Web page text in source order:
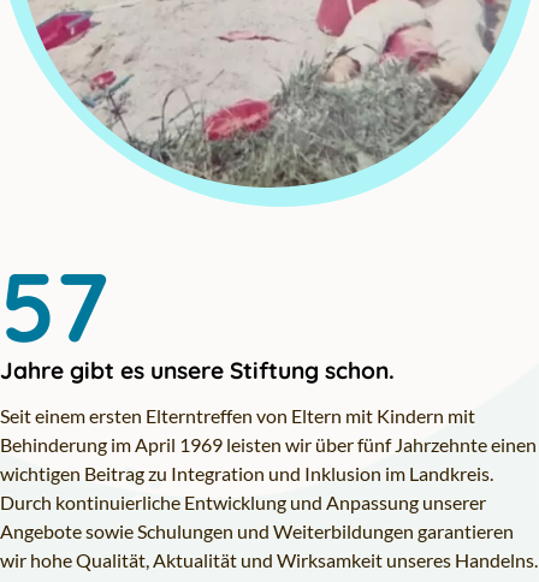
57
Jahre gibt es unsere Stiftung schon.
Seit einem ersten Elterntreffen von Eltern mit Kindern mit
Behinderung im April 1969 leisten wir über fünf Jahrzehnte einen
wichtigen Beitrag zu Integration und Inklusion im Landkreis.
Durch kontinuierliche Entwicklung und Anpassung unserer
Angebote sowie Schulungen und Weiterbildungen garantieren
wir hohe Qualität, Aktualität und Wirksamkeit unseres Handelns.